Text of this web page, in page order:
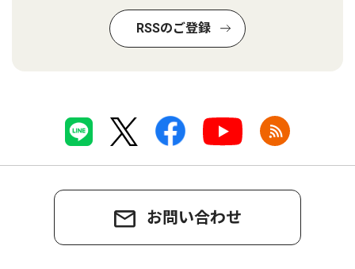
RSSのご登録
お問い合わせ